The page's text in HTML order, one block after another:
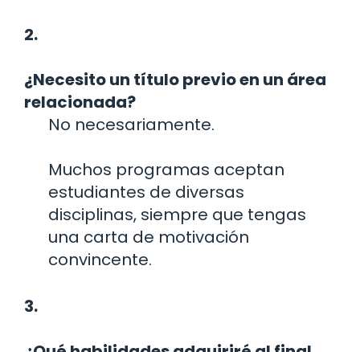
2.
¿Necesito un título previo en un área
relacionada?
No necesariamente.
Muchos programas aceptan
estudiantes de diversas
disciplinas, siempre que tengas
una carta de motivación
convincente.
3.